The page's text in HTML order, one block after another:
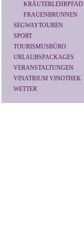
KRÄUTERLEHRPFAD
FRAUENBRUNNEN
SEGWAYTOUREN
SPORT
TOURISMUSBÜRO
URLAUBSPACKAGES
VERANSTALTUNGEN
VINATRIUM VINOTHEK
WETTER